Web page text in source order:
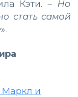
Кэти. – Но
стать самой
».
Маркл и